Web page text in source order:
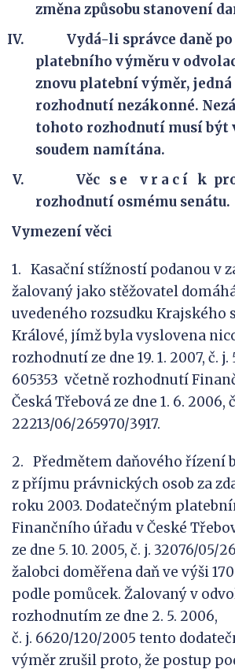
změna způsobu stanovení
Vydá-li správce daně po
platebního výměru v
znovu platební výměr, jedná
rozhodnutí nezákonné.
tohoto rozhodnutí musí být
soudem namítána.
Věc s e v r a c í k
rozhodnutí osmému senátu.
Vymezení věci
1. Kasační stížností podanou v
žalovaný jako stěžovatel
uvedeného rozsudku Krajského
Králové, jímž byla vyslovena
rozhodnutí ze dne 19. 1. 2007, č.
605353 včetně rozhodnutí
Česká Třebová ze dne 1. 6. 2006,
22213/06/265970/3917.
2. Předmětem daňového řízení
z příjmu právnických osob za
roku 2003. Dodatečným
Finančního úřadu v České
ze dne 5. 10. 2005, č. j. 32076/05/
žalobci doměřena daň ve výši 170
podle pomůcek. Žalovaný v
rozhodnutím ze dne 2. 5. 2006,
č. j. 6620/120/2005 tento
výměr zrušil proto, že postup